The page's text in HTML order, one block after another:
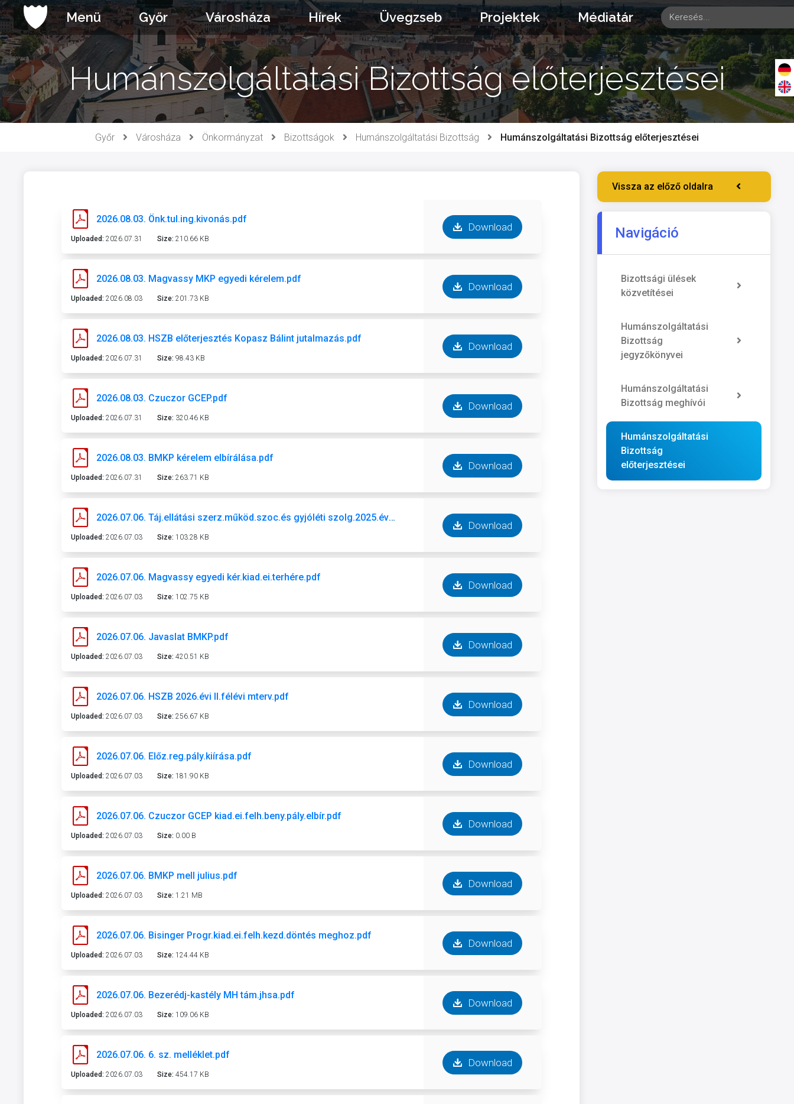
Ugrás
a
tartalomhoz
Menü Győr Városháza Hírek Üvegzseb Projektek Médiatár
Humánszolgáltatási Bizottság előterjesztései
Győr Városháza Önkormányzat Bizottságok Humánszolgáltatási Bizottság Humánszolgáltatási Bizottság előterjesztései
2026.08.03. Önk.tul.ing.kivonás.pdf
Uploaded: 2026.07.31 Size: 210.66 KB
Download
2026.08.03. Magvassy MKP egyedi kérelem.pdf
Uploaded: 2026.08.03 Size: 201.73 KB
Download
2026.08.03. HSZB előterjesztés Kopasz Bálint jutalmazás.pdf
Uploaded: 2026.07.31 Size: 98.43 KB
Download
2026.08.03. Czuczor GCEP.pdf
Uploaded: 2026.07.31 Size: 320.46 KB
Download
2026.08.03. BMKP kérelem elbírálása.pdf
Uploaded: 2026.07.31 Size: 263.71 KB
Download
2026.07.06. Táj.ellátási szerz.működ.szoc.és gyjóléti szolg.2025.évi felad.pdf
Uploaded: 2026.07.03 Size: 103.28 KB
Download
2026.07.06. Magvassy egyedi kér.kiad.ei.terhére.pdf
Uploaded: 2026.07.03 Size: 102.75 KB
Download
2026.07.06. Javaslat BMKP.pdf
Uploaded: 2026.07.03 Size: 420.51 KB
Download
2026.07.06. HSZB 2026.évi II.félévi mterv.pdf
Uploaded: 2026.07.03 Size: 256.67 KB
Download
2026.07.06. Előz.reg.pály.kiírása.pdf
Uploaded: 2026.07.03 Size: 181.90 KB
Download
2026.07.06. Czuczor GCEP kiad.ei.felh.beny.pály.elbír.pdf
Uploaded: 2026.07.03 Size: 0.00 B
Download
2026.07.06. BMKP mell julius.pdf
Uploaded: 2026.07.03 Size: 1.21 MB
Download
2026.07.06. Bisinger Progr.kiad.ei.felh.kezd.döntés meghoz.pdf
Uploaded: 2026.07.03 Size: 124.44 KB
Download
2026.07.06. Bezerédj-kastély MH tám.jhsa.pdf
Uploaded: 2026.07.03 Size: 109.06 KB
Download
2026.07.06. 6. sz. melléklet.pdf
Uploaded: 2026.07.03 Size: 454.17 KB
Download
Vissza az előző oldalra
Navigáció
Bizottsági ülések
közvetítései
Humánszolgáltatási
Bizottság
jegyzőkönyvei
Humánszolgáltatási
Bizottság meghívói
Humánszolgáltatási
Bizottság
előterjesztései